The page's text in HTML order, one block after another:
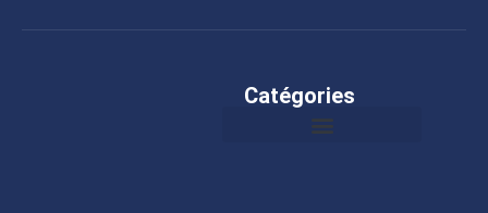
Catégories